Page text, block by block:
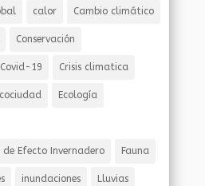
calor Cambio climático
Conservación
Covid-19 Crisis climatica
Ecología
de Efecto Invernadero Fauna
inundaciones Lluvias